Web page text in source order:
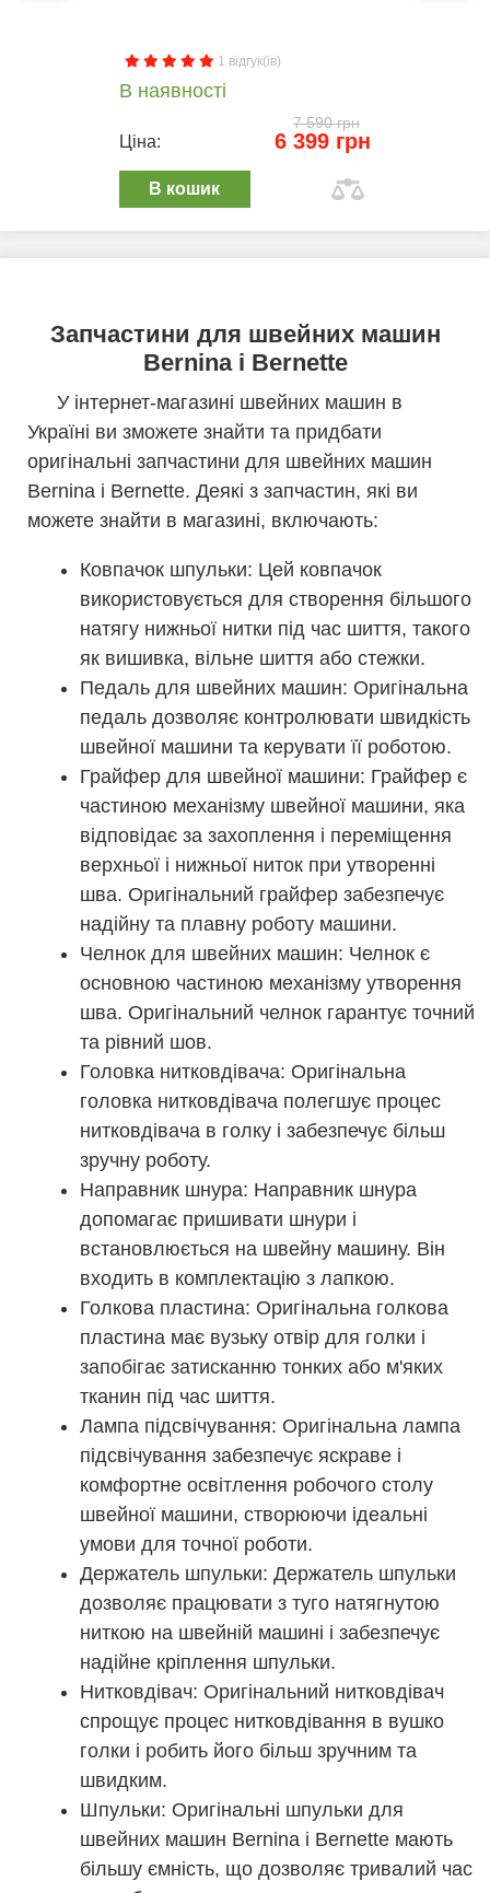
1 відгук(ів)
В наявності
7 590 грн
Ціна: 6 399 грн
В кошик
Запчастини для швейних машин
Bernina і Bernette
У інтернет-магазині швейних машин в
Україні ви зможете знайти та придбати
оригінальні запчастини для швейних машин
Bernina і Bernette. Деякі з запчастин, які ви
можете знайти в магазині, включають:
Ковпачок шпульки: Цей ковпачок
використовується для створення більшого
натягу нижньої нитки під час шиття, такого
як вишивка, вільне шиття або стежки.
Педаль для швейних машин: Оригінальна
педаль дозволяє контролювати швидкість
швейної машини та керувати її роботою.
Грайфер для швейної машини: Грайфер є
частиною механізму швейної машини, яка
відповідає за захоплення і переміщення
верхньої і нижньої ниток при утворенні
шва. Оригінальний грайфер забезпечує
надійну та плавну роботу машини.
Челнок для швейних машин: Челнок є
основною частиною механізму утворення
шва. Оригінальний челнок гарантує точний
та рівний шов.
Головка нитковдівача: Оригінальна
головка нитковдівача полегшує процес
нитковдівача в голку і забезпечує більш
зручну роботу.
Направник шнура: Направник шнура
допомагає пришивати шнури і
встановлюється на швейну машину. Він
входить в комплектацію з лапкою.
Голкова пластина: Оригінальна голкова
пластина має вузьку отвір для голки і
запобігає затисканню тонких або м'яких
тканин під час шиття.
Лампа підсвічування: Оригінальна лампа
підсвічування забезпечує яскраве і
комфортне освітлення робочого столу
швейної машини, створюючи ідеальні
умови для точної роботи.
Держатель шпульки: Держатель шпульки
дозволяє працювати з туго натягнутою
ниткою на швейній машині і забезпечує
надійне кріплення шпульки.
Нитковдівач: Оригінальний нитковдівач
спрощує процес нитковдівання в вушко
голки і робить його більш зручним та
швидким.
Шпульки: Оригінальні шпульки для
швейних машин Bernina і Bernette мають
більшу ємність, що дозволяє тривалий час